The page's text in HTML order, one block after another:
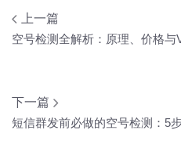
上一篇
空号检测全解析：原理、价格与
下一篇
短信群发前必做的空号检测：5